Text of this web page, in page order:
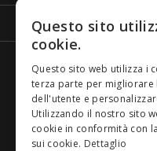
Questo sito
cookie.
Questo sito web utilizza i
terza parte per migliorare
dell'utente e
Utilizzando il nostro sito
cookie in conformità con
sui cookie. Dettaglio